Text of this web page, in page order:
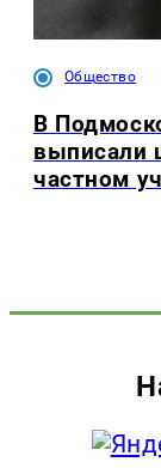
Общество
В
выписали
частном